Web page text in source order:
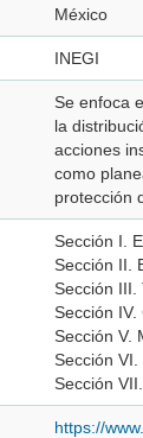
México
INEGI
Se enfoca
la
acciones
como
protección
Sección I.
Sección II.
Sección III.
Sección
Sección V.
Sección
Sección
https://